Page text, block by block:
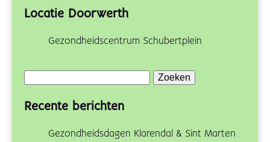
Locatie Doorwerth
Gezondheidscentrum Schubertplein
Recente berichten
Gezondheidsdagen Klarendal & Sint Marten